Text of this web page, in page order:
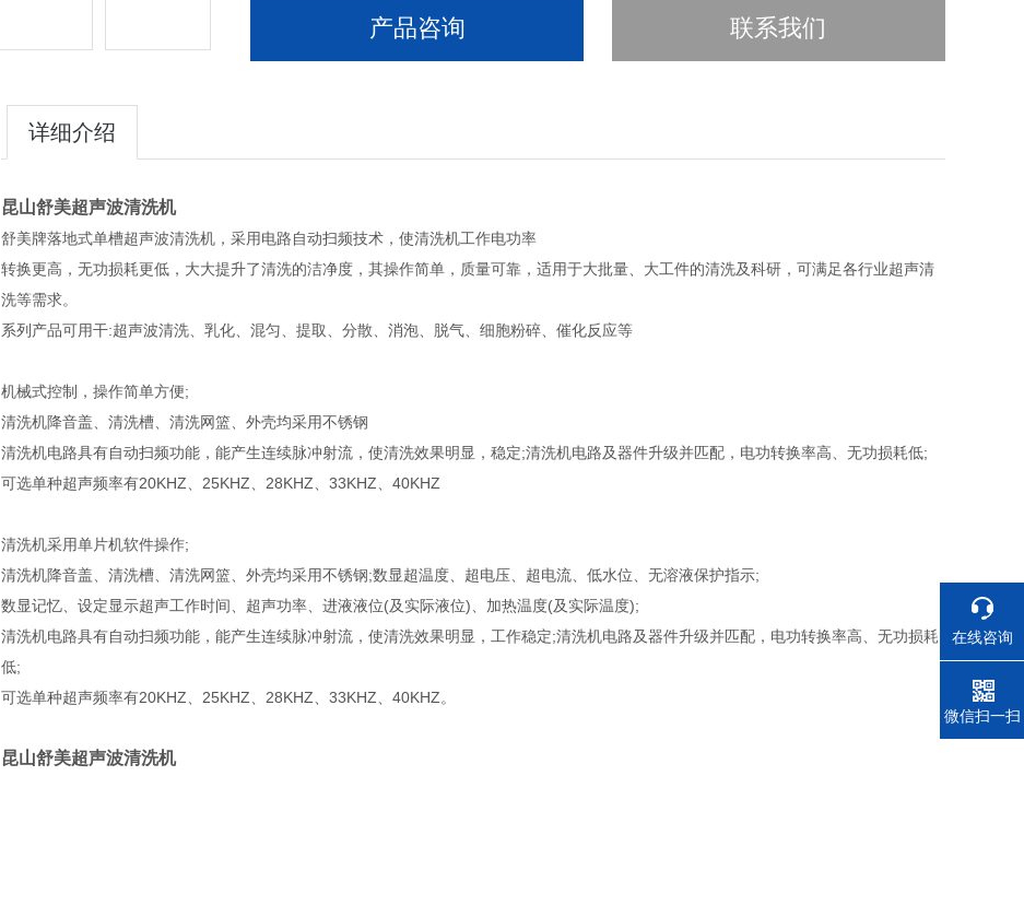
产品咨询 联系我们
详细介绍
昆山舒美超声波清洗机
舒美牌落地式单槽超声波清洗机，采用电路自动扫频技术，使清洗机工作电功率
转换更高，无功损耗更低，大大提升了清洗的洁净度，其操作简单，质量可靠，适用于大批量、大工件的清洗及科研，可满足各行业超声清
洗等需求。
系列产品可用干:超声波清洗、乳化、混匀、提取、分散、消泡、脱气、细胞粉碎、催化反应等
机械式控制，操作简单方便;
清洗机降音盖、清洗槽、清洗网篮、外壳均采用不锈钢
清洗机电路具有自动扫频功能，能产生连续脉冲射流，使清洗效果明显，稳定;清洗机电路及器件升级并匹配，电功转换率高、无功损耗低;
可选单种超声频率有20KHZ、25KHZ、28KHZ、33KHZ、40KHZ
清洗机采用单片机软件操作;
清洗机降音盖、清洗槽、清洗网篮、外壳均采用不锈钢;数显超温度、超电压、超电流、低水位、无溶液保护指示;
数显记忆、设定显示超声工作时间、超声功率、进液液位(及实际液位)、加热温度(及实际温度);
清洗机电路具有自动扫频功能，能产生连续脉冲射流，使清洗效果明显，工作稳定;清洗机电路及器件升级并匹配，电功转换率高、无功损耗
低;
可选单种超声频率有20KHZ、25KHZ、28KHZ、33KHZ、40KHZ。
昆山舒美超声波清洗机
在线咨询
电话
微信扫一扫